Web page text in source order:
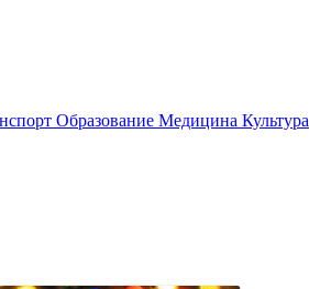
Образование Медицина Культура